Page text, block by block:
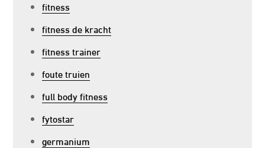
fitness
fitness de kracht
fitness trainer
foute truien
full body fitness
fytostar
germanium